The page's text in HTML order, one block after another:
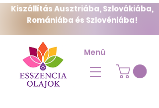
Kiszállítás Ausztriába, Szlovákiába,
Romániába és Szlovéniába!
Menü